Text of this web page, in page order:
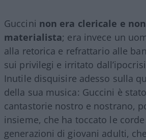
Guccini non era clericale e
materialista; era invece un
alla retorica e refrattario alle
sui privilegi e irritato
Inutile disquisire adesso sulla
della sua musica: Guccini è
cantastorie nostro e nostrano,
insieme, che ha toccato le
generazioni di giovani adulti,